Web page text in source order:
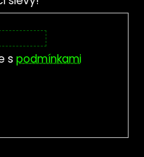
s podmínkami